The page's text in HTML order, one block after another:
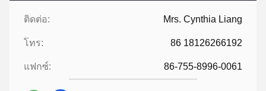
ติดต่อ: Mrs. Cynthia Liang
โทร: 86 18126266192
แฟกซ์: 86-755-8996-0061